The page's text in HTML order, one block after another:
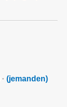
· (jemanden)